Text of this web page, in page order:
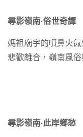
尋影嶺南·俗世奇譚
媽祖廟宇的噴鼻火
悲歡離合，嶺南風
尋影嶺南·此岸鄉愁